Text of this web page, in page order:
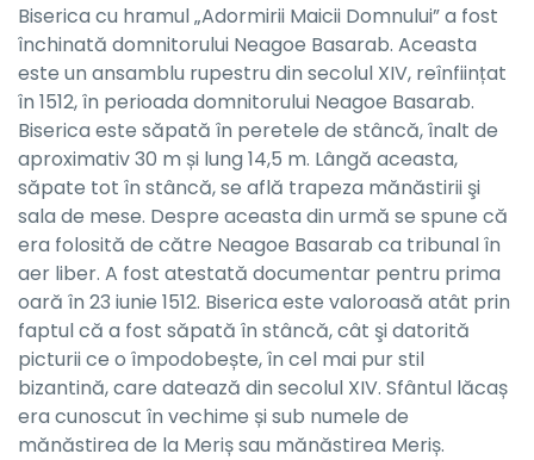
Biserica cu hramul „Adormirii Maicii Domnului” a fost
închinată domnitorului Neagoe Basarab. Aceasta
este un ansamblu rupestru din secolul XIV, reînființat
în 1512, în perioada domnitorului Neagoe Basarab.
Biserica este săpată în peretele de stâncă, înalt de
aproximativ 30 m și lung 14,5 m. Lângă aceasta,
săpate tot în stâncă, se află trapeza mănăstirii şi
sala de mese. Despre aceasta din urmă se spune că
era folosită de către Neagoe Basarab ca tribunal în
aer liber. A fost atestată documentar pentru prima
oară în 23 iunie 1512. Biserica este valoroasă atât prin
faptul că a fost săpată în stâncă, cât şi datorită
picturii ce o împodobește, în cel mai pur stil
bizantină, care datează din secolul XIV. Sfântul lăcaș
era cunoscut în vechime și sub numele de
mănăstirea de la Meriș sau mănăstirea Meriș.